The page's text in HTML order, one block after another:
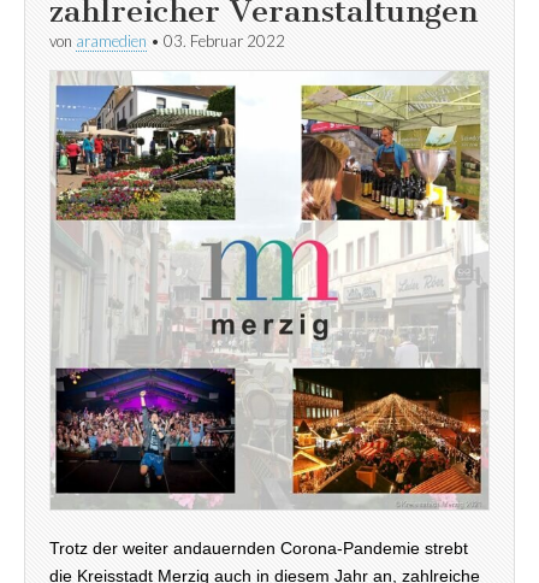
zahlreicher Veranstaltungen
von aramedien • 03. Februar 2022
Trotz der weiter andauernden Corona-Pandemie strebt
die Kreisstadt Merzig auch in diesem Jahr an, zahlreiche